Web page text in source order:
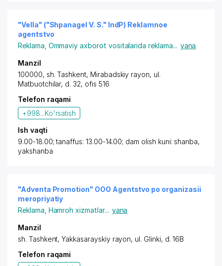
"Vella" ("Shpanagel V. S." IndP) Reklamnoe
agentstvo
Reklama Ommaviy axborot vositalarida reklama... yana
Manzil
100000, sh. Tashkent, Mirabadskiy rayon, ul.
Matbuotchilar, d. 32, ofis 516
Telefon raqami
+998...Ko'rsatish
Ish vaqti
9.00-18.00; tanaffus: 13.00-14.00; dam olish kuni: shanba,
yakshanba
"Adventa Promotion" OOO Agentstvo po organizasii
meropriyatiy
Reklama Hamroh xizmatlar... yana
Manzil
sh. Tashkent,Yakkasarayskiy rayon, ul. Glinki, d. 16B
Telefon raqami